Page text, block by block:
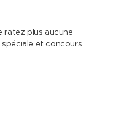
ratez plus aucune
et concours.